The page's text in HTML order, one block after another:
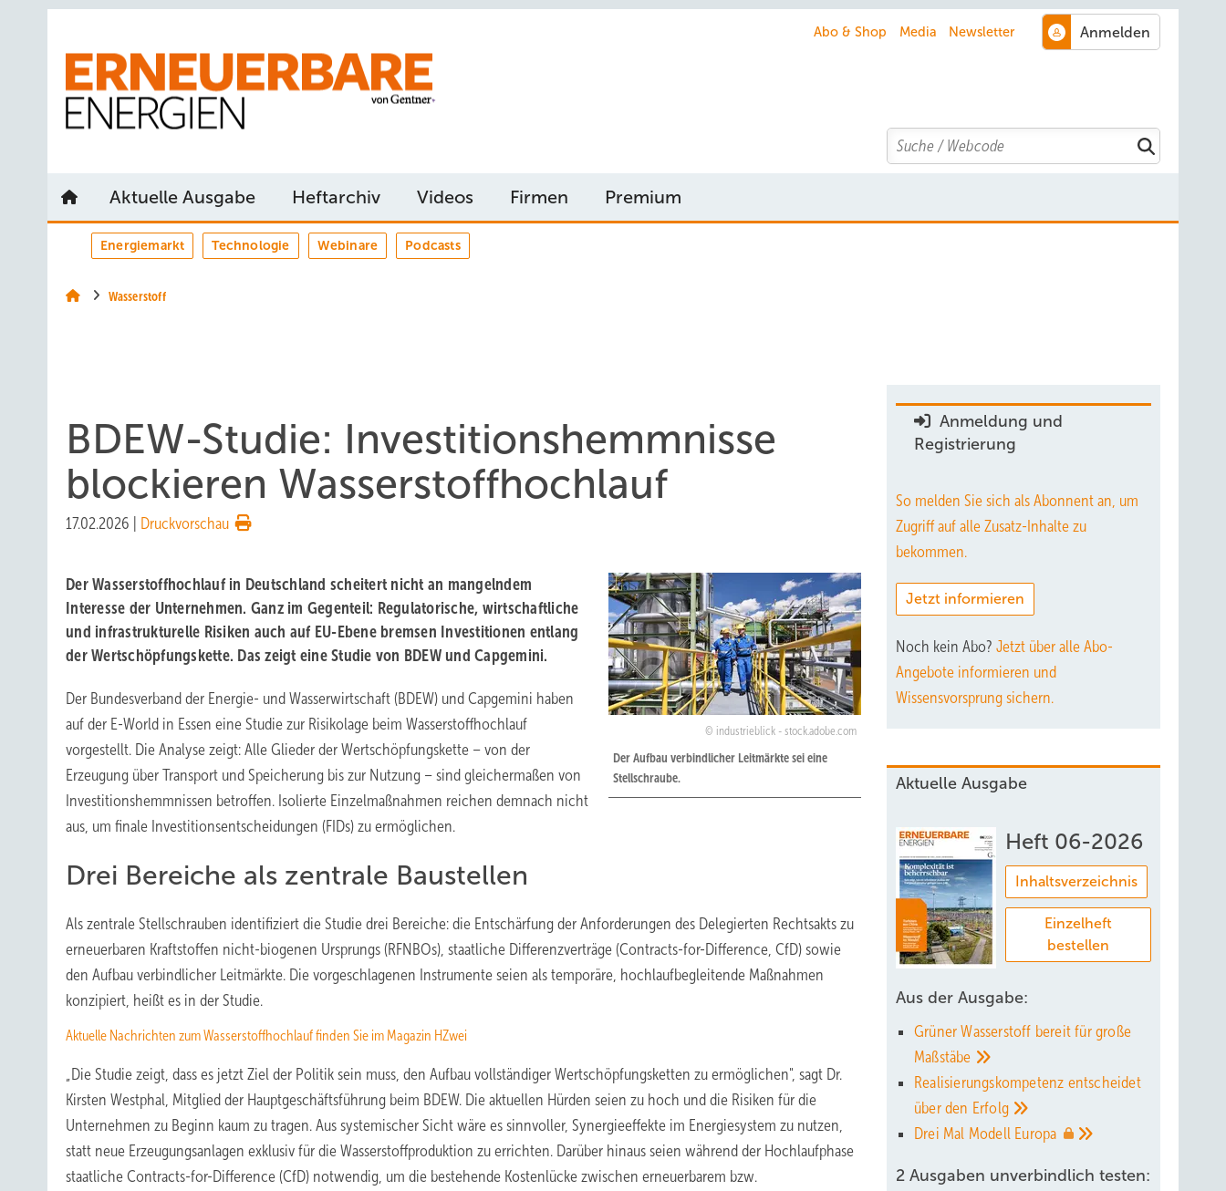
Abo & Shop Media Newsletter
Search
Aktuelle Ausgabe Heftarchiv Videos Firmen Premium
Energiemarkt Technologie Webinare Podcasts
Wasserstoff
BDEW-Studie: Investitionshemmnisse
blockieren Wasserstoffhochlauf
17.02.2026 Druckvorschau
industrieblick - stock.adobe.com
Der Aufbau verbindlicher Leitmärkte sei eine
Stellschraube.
Der Wasserstoffhochlauf in Deutschland scheitert nicht an mangelndem
Interesse der Unternehmen. Ganz im Gegenteil: Regulatorische, wirtschaftliche
und infrastrukturelle Risiken auch auf EU-Ebene bremsen Investitionen entlang
der Wertschöpfungskette. Das zeigt eine Studie von BDEW und Capgemini.
Der Bundesverband der Energie- und Wasserwirtschaft (BDEW) und Capgemini haben
auf der E-World in Essen eine Studie zur Risikolage beim Wasserstoffhochlauf
vorgestellt. Die Analyse zeigt: Alle Glieder der Wertschöpfungskette – von der
Erzeugung über Transport und Speicherung bis zur Nutzung – sind gleichermaßen von
Investitionshemmnissen betroffen. Isolierte Einzelmaßnahmen reichen demnach nicht
aus, um finale Investitionsentscheidungen (FIDs) zu ermöglichen.
Drei Bereiche als zentrale Baustellen
Als zentrale Stellschrauben identifiziert die Studie drei Bereiche: die Entschärfung der Anforderungen des Delegierten Rechtsakts zu
erneuerbaren Kraftstoffen nicht-biogenen Ursprungs (RFNBOs), staatliche Differenzverträge (Contracts-for-Difference, CfD) sowie
den Aufbau verbindlicher Leitmärkte. Die vorgeschlagenen Instrumente seien als temporäre, hochlaufbegleitende Maßnahmen
konzipiert, heißt es in der Studie.
Aktuelle Nachrichten zum Wasserstoffhochlauf finden Sie im Magazin HZwei
„Die Studie zeigt, dass es jetzt Ziel der Politik sein muss, den Aufbau vollständiger Wertschöpfungsketten zu ermöglichen", sagt Dr.
Kirsten Westphal, Mitglied der Hauptgeschäftsführung beim BDEW. Die aktuellen Hürden seien zu hoch und die Risiken für die
Unternehmen zu Beginn kaum zu tragen. Aus systemischer Sicht wäre es sinnvoller, Synergieeffekte im Energiesystem zu nutzen,
statt neue Erzeugungsanlagen exklusiv für die Wasserstoffproduktion zu errichten. Darüber hinaus seien während der Hochlaufphase
staatliche Contracts-for-Difference (CfD) notwendig, um die bestehende Kostenlücke zwischen erneuerbarem bzw.
Anmeldung und
Registrierung
So melden Sie sich als Abonnent an, um
Zugriff auf alle Zusatz-Inhalte zu
bekommen.
Jetzt informieren
Noch kein Abo? Jetzt über alle Abo-
Angebote informieren und
Wissensvorsprung sichern.
Aktuelle Ausgabe
Heft 06-2026
Inhaltsverzeichnis
Einzelheft
bestellen
Aus der Ausgabe:
Grüner Wasserstoff bereit für große
Maßstäbe
Realisierungskompetenz entscheidet
über den Erfolg
Drei Mal Modell Europa
2 Ausgaben unverbindlich testen: